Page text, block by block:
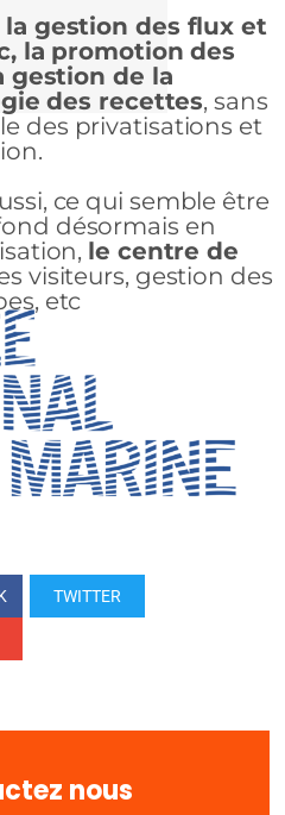
la gestion des flux et
la promotion des
gestion de la
des recettes, sans
des privatisations et
ce qui semble être
désormais en
le centre de
visiteurs, gestion des
etc
TWITTER
nous